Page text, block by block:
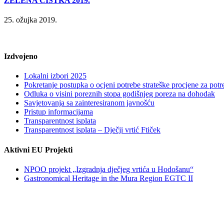
25. ožujka 2019.
Izdvojeno
Lokalni izbori 2025
Pokretanje postupka o ocjeni potrebe strateške procjene za
Odluka o visini poreznih stopa godišnjeg poreza na dohodak
Savjetovanja sa zainteresiranom javnošću
Pristup informacijama
Transparentnost isplata
Transparentnost isplata – Dječji vrtić Ftiček
Aktivni EU Projekti
NPOO projekt „Izgradnja dječjeg vrtića u Hodošanu“
Gastronomical Heritage in the Mura Region EGTC II